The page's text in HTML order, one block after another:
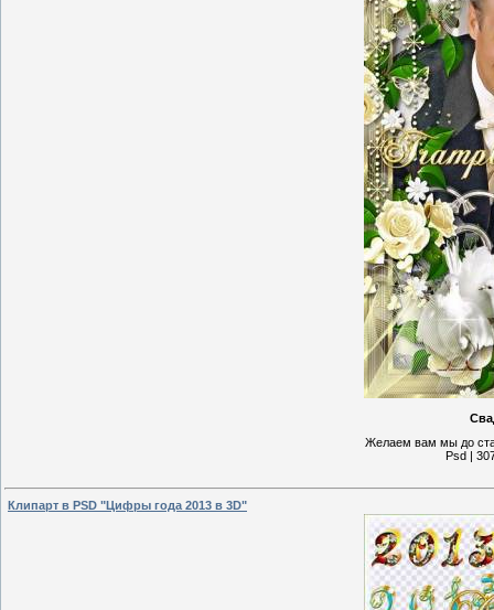
Желаем вам мы до ста
Psd |
Клипарт в PSD "Цифры года 2013 в 3D"